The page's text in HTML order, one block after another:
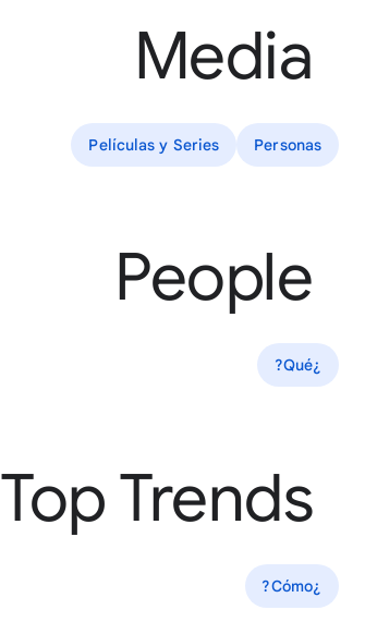
Media
Personas
Películas y Series
People
¿Qué?
Top Trends
¿Cómo?